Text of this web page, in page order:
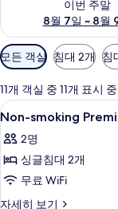
이번 주말
8월 7일 ~ 8월
객
실
에
사
용
가
능
한
모든 객실 침대 2개 침
11개 객실 중 11개 표시 중
Non-
smoking
Premium
Twin
사
진
1
Non-smoking
2명
싱글침대 2개
무료 WiFi
자세히 보기
Non-